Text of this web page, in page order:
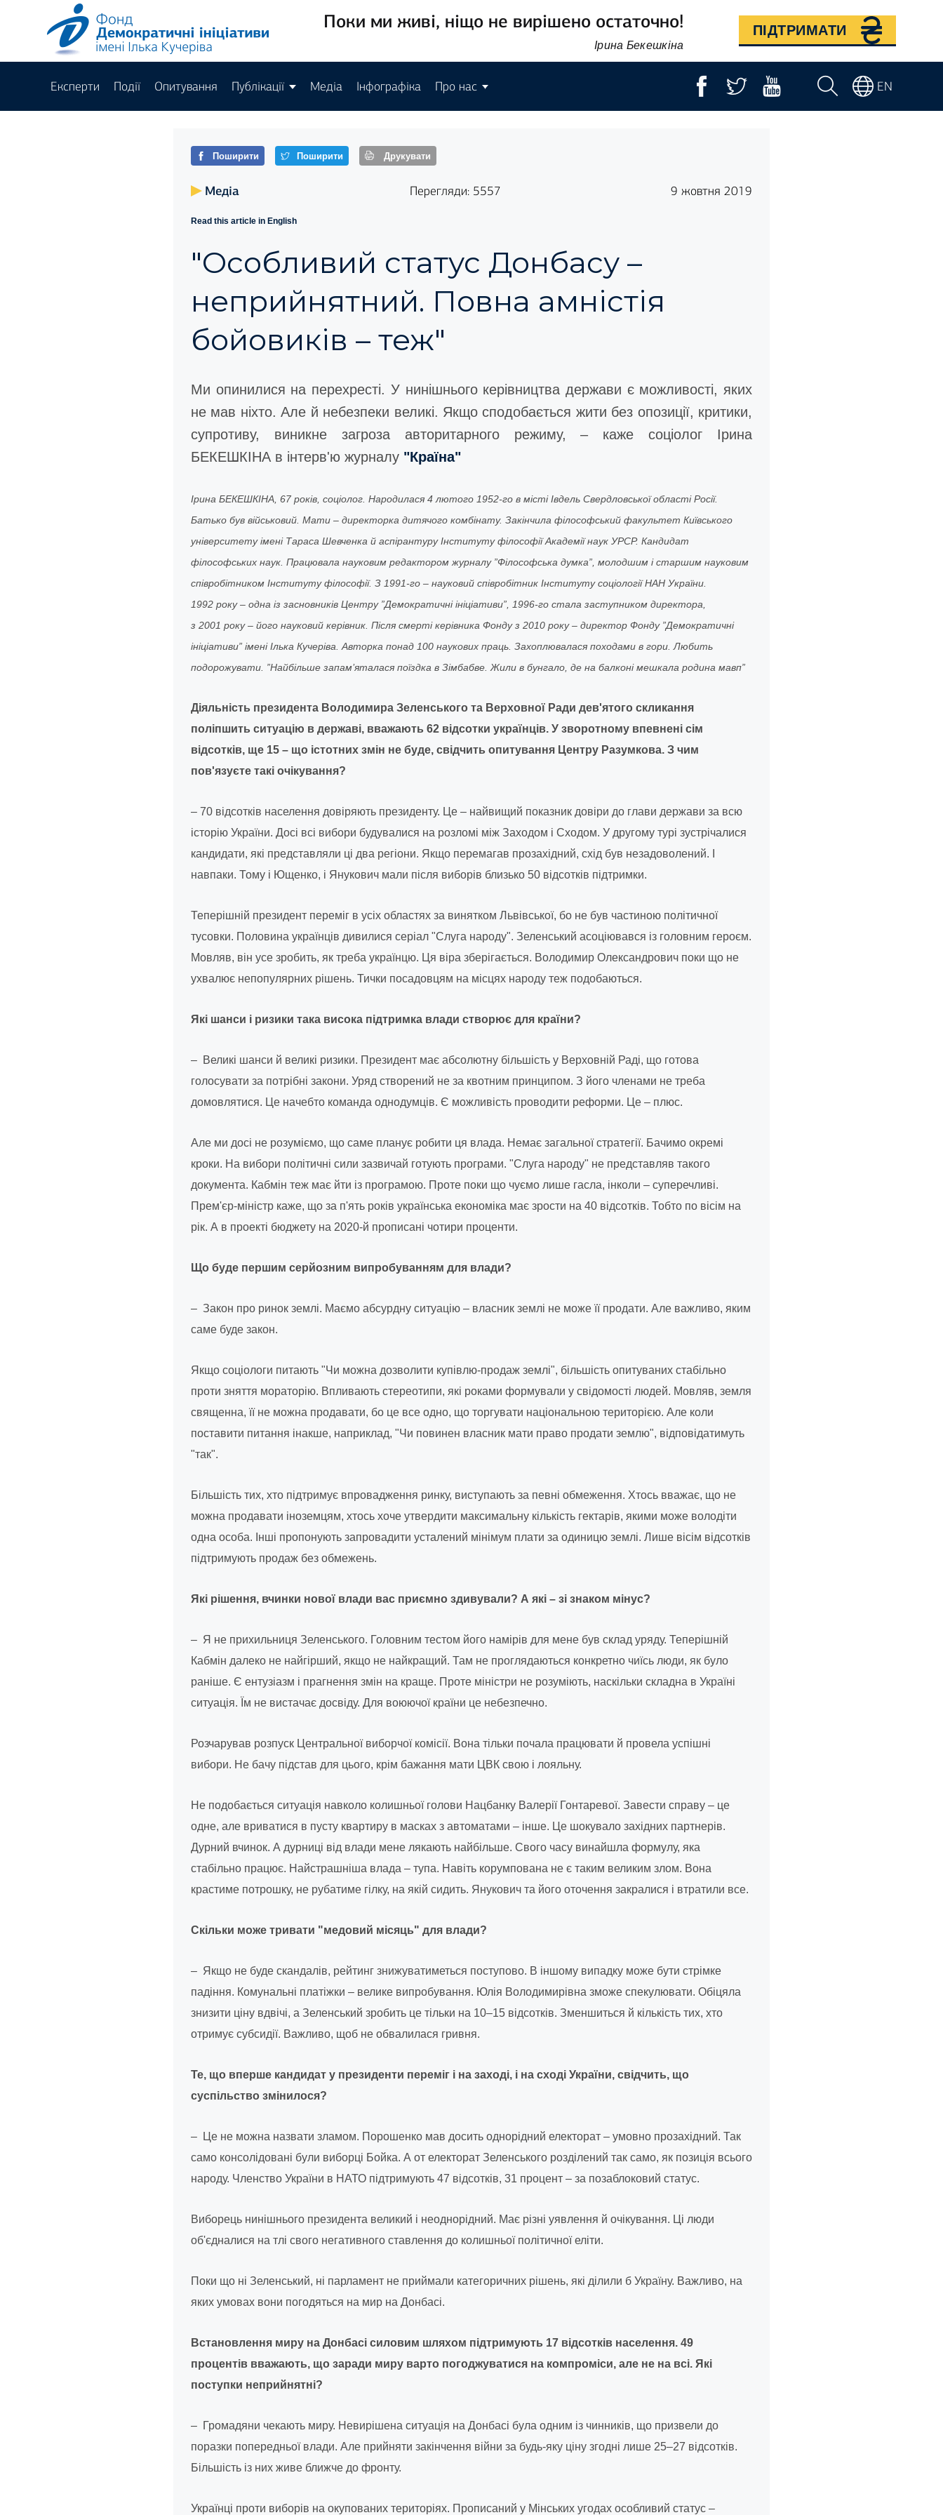
Поки ми живі, ніщо не вирішено остаточно!
Ірина Бекешкіна
ПІДТРИМАТИ
Експерти Події Опитування Публікації Медіа Інфографіка Про нас EN
Поширити Поширити Друкувати
Медіа Перегляди: 5557 9 жовтня 2019
Read this article in English
"Особливий статус Донбасу –
неприйнятний. Повна амністія
бойовиків – теж"
Ми опинилися на перехресті. У нинішнього керівництва держави є можливості, яких
не мав ніхто. Але й небезпеки великі. Якщо сподобається жити без опозиції, критики,
супротиву, виникне загроза авторитарного режиму, – каже соціолог Ірина
БЕКЕШКІНА в інтерв'ю журналу "Країна"
Ірина БЕКЕШКІНА, 67 років, соціолог. Народилася 4 лютого 1952-го в місті Івдель Свердловської області Росії.
Батько був військовий. Мати – директорка дитячого комбінату. Закінчила філософський факультет Київського
університету імені Тараса Шевченка й аспірантуру Інституту філософії Академії наук УРСР. Кандидат
філософських наук. Працювала науковим редактором журналу ”Філософська думка”, молодшим і старшим науковим
співробітником Інституту філософії. З 1991-го – науковий співробітник Інституту соціології НАН України.
1992 року – одна із засновників Центру ”Демократичні ініціативи”, 1996-го стала заступником директора,
з 2001 року – його науковий керівник. Після смерті керівника Фонду з 2010 року – директор Фонду ”Демократичні
ініціативи” імені Ілька Кучеріва. Авторка понад 100 наукових праць. Захоплювалася походами в гори. Любить
подорожувати. ”Найбільше запам’яталася поїздка в Зімбабве. Жили в бунгало, де на балконі мешкала родина мавп”
Діяльність президента Володимира Зеленського та Верховної Ради дев'ятого скликання
поліпшить ситуацію в державі, вважають 62 відсотки українців. У зворотному впевнені сім
відсотків, ще 15 – що істотних змін не буде, свідчить опитування Центру Разумкова. З чим
пов'язуєте такі очікування?
– 70 відсотків населення довіряють президенту. Це – найвищий показник довіри до глави держави за всю
історію України. Досі всі вибори будувалися на розломі між Заходом і Сходом. У другому турі зустрічалися
кандидати, які представляли ці два регіони. Якщо перемагав прозахідний, схід був незадоволений. І
навпаки. Тому і Ющенко, і Янукович мали після виборів близько 50 відсотків підтримки.
Теперішній президент переміг в усіх областях за винятком Львівської, бо не був частиною політичної
тусовки. Половина українців дивилися серіал "Слуга народу". Зеленський асоціювався із головним героєм.
Мовляв, він усе зробить, як треба українцю. Ця віра зберігається. Володимир Олександрович поки що не
ухвалює непопулярних рішень. Тички посадовцям на місцях народу теж подобаються.
Які шанси і ризики така висока підтримка влади створює для країни?
– Великі шанси й великі ризики. Президент має абсолютну більшість у Верховній Раді, що готова
голосувати за потрібні закони. Уряд створений не за квотним принципом. З його членами не треба
домовлятися. Це начебто команда однодумців. Є можливість проводити реформи. Це – плюс.
Але ми досі не розуміємо, що саме планує робити ця влада. Немає загальної стратегії. Бачимо окремі
кроки. На вибори політичні сили зазвичай готують програми. "Слуга народу" не представляв такого
документа. Кабмін теж має йти із програмою. Проте поки що чуємо лише гасла, інколи – суперечливі.
Прем'єр-­міністр каже, що за п'ять років українська економіка має зрости на 40 відсотків. Тобто по вісім на
рік. А в проекті бюджету на 2020-й прописані чотири проценти.
Що буде першим серйозним випробуванням для влади?
– Закон про ринок землі. Маємо абсурдну ситуацію – власник землі не може її продати. Але важливо, яким
саме буде закон.
Якщо соціологи питають "Чи можна дозволити купівлю-продаж землі", більшість опитуваних стабільно
проти зняття мораторію. Впливають стерео­типи, які роками формували у свідомості людей. Мовляв, земля
священна, її не можна продавати, бо це все одно, що торгувати національною територією. Але коли
поставити питання інакше, наприклад, "Чи повинен власник мати право продати землю", відповідатимуть
"так".
Більшість тих, хто підтримує впровадження ринку, виступають за певні обмеження. Хтось вважає, що не
можна продавати іноземцям, хтось хоче утвердити максимальну кількість гектарів, якими може володіти
одна особа. Інші пропонують запровадити усталений мінімум плати за одиницю землі. Лише вісім відсотків
підтримують продаж без обмежень.
Які рішення, вчинки нової влади вас приємно здивували? А які – зі знаком мінус?
– Я не прихильниця Зеленського. Головним тестом його намірів для мене був склад уряду. Теперішній
Кабмін далеко не найгірший, якщо не найкращий. Там не проглядаються конкретно чиїсь люди, як було
раніше. Є ентузіазм і прагнення змін на краще. Проте міністри не розуміють, наскільки складна в Україні
ситуація. Їм не вистачає досвіду. Для воюючої країни це небезпечно.
Розчарував розпуск Центральної виборчої комісії. Вона тільки почала працювати й провела успішні
вибори. Не бачу підстав для цього, крім бажання мати ЦВК свою і лояльну.
Не подобається ситуація навколо колишньої голови Нацбанку Валерії Гонтаревої. Завести справу – це
одне, але вриватися в пусту квартиру в масках з автоматами – інше. Це шокувало західних партнерів.
Дурний вчинок. А дурниці від влади мене лякають найбільше. Свого часу винайшла формулу, яка
стабільно працює. Найстрашніша влада – тупа. Навіть корумпована не є таким великим злом. Вона
крастиме потрошку, не рубатиме гілку, на якій сидить. Янукович та його оточення закралися і втратили все.
Скільки може тривати "медовий місяць" для влади?
– Якщо не буде скандалів, рейтинг знижуватиметься поступово. В іншому випадку може бути стрімке
падіння. Комунальні платіжки – велике випробування. Юлія Володимирівна зможе спекулювати. Обіцяла
знизити ціну вдвічі, а Зеленський зробить це тільки на 10–15 відсотків. Зменшиться й кількість тих, хто
отримує субсидії. Важливо, щоб не обвалилася гривня.
Те, що вперше кандидат у президенти переміг і на заході, і на сході України, свідчить, що
суспільство змінилося?
– Це не можна назвати зламом. Порошенко мав досить однорідний електорат – умовно прозахідний. Так
само консолідовані були виборці Бойка. А от електорат Зеленського розділений так само, як позиція всього
народу. Членство України в НАТО підтримують 47 відсотків, 31 процент – за позаблоковий статус.
Виборець нинішнього президента великий і неоднорідний. Має різні уявлення й очікування. Ці люди
об'єдналися на тлі свого негативного ставлення до колишньої політичної еліти.
Поки що ні Зеленський, ні парламент не приймали категоричних рішень, які ділили б Україну. Важливо, на
яких умовах вони погодяться на мир на Донбасі.
Встановлення миру на Донбасі силовим шляхом підтримують 17 відсотків населення. 49
процентів вважають, що заради миру варто погоджуватися на компроміси, але не на всі. Які
поступки неприйнятні?
– Громадяни чекають миру. Невирішена ситуація на Донбасі була одним із чинників, що призвели до
поразки попередньої влади. Але прийняти закінчення війни за будь-яку ціну згодні лише 25–27 відсотків.
Більшість із них живе ближче до фронту.
Українці проти виборів на окупованих територіях. Прописаний у Мінських угодах особливий статус –